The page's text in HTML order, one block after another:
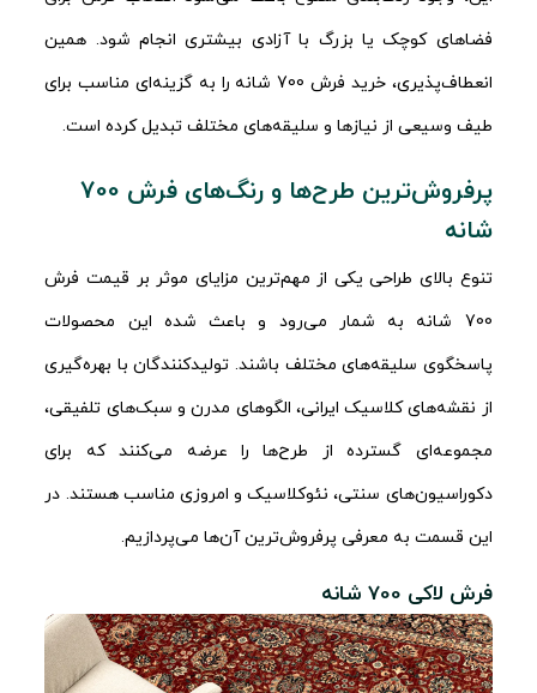
فضاهای کوچک یا بزرگ با آزادی بیشتری انجام شود. همین
انعطاف‌پذیری، خرید فرش 700 شانه را به گزینه‌ای مناسب برای
طیف وسیعی از نیازها و سلیقه‌های مختلف تبدیل کرده است.
پرفروش‌ترین طرح‌ها و رنگ‌های فرش 700
شانه
تنوع بالای طراحی یکی از مهم‌ترین مزایای موثر بر قیمت فرش
700 شانه به شمار می‌رود و باعث شده این محصولات
پاسخگوی سلیقه‌های مختلف باشند. تولیدکنندگان با بهره‌گیری
از نقشه‌های کلاسیک ایرانی، الگوهای مدرن و سبک‌های تلفیقی،
مجموعه‌ای گسترده از طرح‌ها را عرضه می‌کنند که برای
دکوراسیون‌های سنتی، نئوکلاسیک و امروزی مناسب هستند. در
این قسمت به معرفی پرفروش‌ترین آن‌ها می‌پردازیم.
فرش لاکی 700 شانه